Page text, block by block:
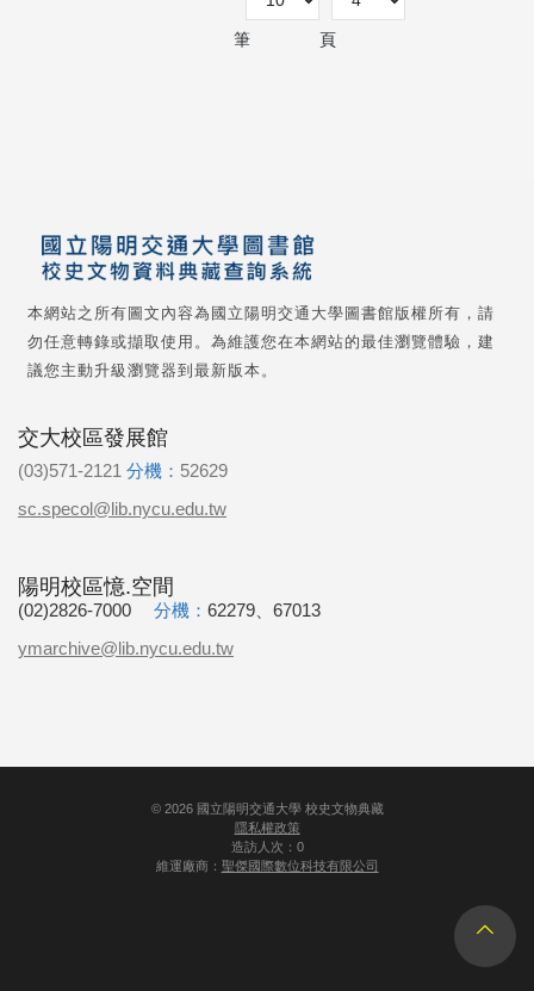
筆 頁
本網站之所有圖文內容為國立陽明交通大學圖書館版權所有，請
勿任意轉錄或擷取使用。為維護您在本網站的最佳瀏覽體驗，建
議您主動升級瀏覽器到最新版本。
交大校區發展館
(03)571-2121 分機： 52629
sc.specol@lib.nycu.edu.tw
陽明校區憶.空間
(02)2826-7000 分機： 62279、67013
ymarchive@lib.nycu.edu.tw
© 2026國立陽明交通大學 校史文物典藏
隱私權政策
造訪人次：0
維運廠商： 聖傑國際數位科技有限公司